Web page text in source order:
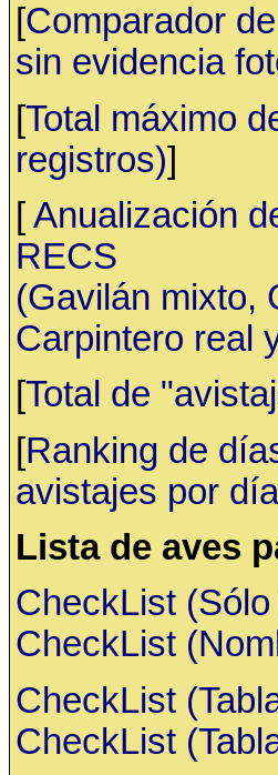
[Comparador
sin evidencia
[Total máximo
registros)]
[Anualización
RECS
(Gavilán mixto,
Carpintero real
[Total de
[Ranking de
avistajes por
Lista de aves
CheckList
CheckList
CheckList
CheckList